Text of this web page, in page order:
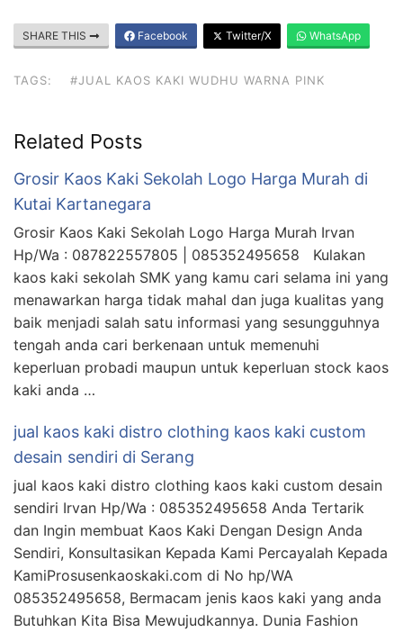
SHARE THIS Facebook Twitter/X WhatsApp
TAGS: #JUAL KAOS KAKI WUDHU WARNA PINK
Related Posts
Grosir Kaos Kaki Sekolah Logo Harga Murah di
Kutai Kartanegara
Grosir Kaos Kaki Sekolah Logo Harga Murah Irvan
Hp/Wa : 087822557805 | 085352495658 Kulakan
kaos kaki sekolah SMK yang kamu cari selama ini yang
menawarkan harga tidak mahal dan juga kualitas yang
baik menjadi salah satu informasi yang sesungguhnya
tengah anda cari berkenaan untuk memenuhi
keperluan probadi maupun untuk keperluan stock kaos
kaki anda …
jual kaos kaki distro clothing kaos kaki custom
desain sendiri di Serang
jual kaos kaki distro clothing kaos kaki custom desain
sendiri Irvan Hp/Wa : 085352495658 Anda Tertarik
dan Ingin membuat Kaos Kaki Dengan Design Anda
Sendiri, Konsultasikan Kepada Kami Percayalah Kepada
KamiProsusenkaoskaki.com di No hp/WA
085352495658, Bermacam jenis kaos kaki yang anda
Butuhkan Kita Bisa Mewujudkannya. Dunia Fashion